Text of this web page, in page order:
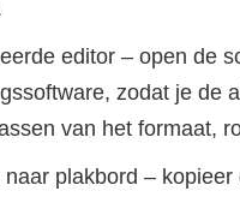
editor – open de
zodat je de
van het formaat,
naar plakbord –